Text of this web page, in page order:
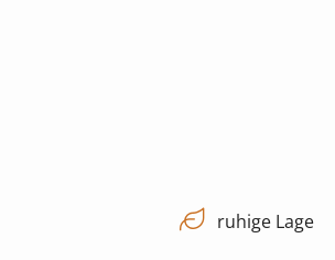
ruhige Lage